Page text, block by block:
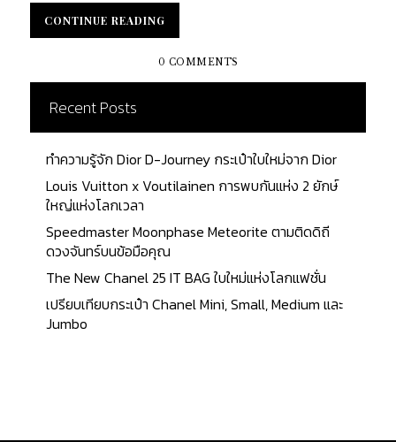
สามารถเข้าถึงได้ทั้งผู้หญิงและผู้ชาย ทำให้ Keepall
กลายเป็นตัวเลือกแรกๆ ของนักเดินทางในทันที จนได้
รับสมญานามว่าเป็น "Multi-use soft luggage" ตลอด
กาลของหลุยส์ วิตตอง ซึ่งในวันนี้เราจะมาเจาะลึกราย
ละเอียดของกระเป๋ายอดฮิตใบนี้ อะไรถึงทำให้ Keepall
Bag ใบนี้ ยังคงเป็นที่นิยมถึงปัจจุบัน Front Design :
ด้านหน้าของกระเป๋า Double Handle : หูจับคู่อันแข็ง
แรง สามารถรับน้ำหนักได้มาก Size Number Stamp :
เหนืออะไหล่รูปตัว D สำหรับคล้องสายพายด้านข้าง
กระเป๋า ระบุ Heat Stamp เป็นตัวเลขซึ่งแสดงถึงขนาด
ของกระเป๋า เช่นถ้าเป็นกระเป๋า Keepall 45 ด้านข้างจะ
ระบุเลข 45 Adjustable Leather Strap : สายสะพาย
สามารถถอดออกและปรับระดับได้ มาพร้อมที่พักไหล่
โดยจะมีอยู่ในรุ่น Keepall Bandouliere (เช่นเดียวกัน
กับกระเป๋ารุ่น Speedy) โดยในรุ่น Keepall ธรรมดาจะ
ไม่มีสายสะพาย แต่มีจำหน่ายแยกต่างหาก Material :
CONTINUE READING
CONTINUE READING
0 COMMENTS
Recent Posts
ทำความรู้จัก Dior D-Journey กระเป๋าใบใหม่จาก Dior
Louis Vuitton x Voutilainen การพบกันแห่ง 2 ยักษ์
ใหญ่แห่งโลกเวลา
Speedmaster Moonphase Meteorite ตามติดดิถี
ดวงจันทร์บนข้อมือคุณ
The New Chanel 25 IT BAG ใบใหม่แห่งโลกแฟชั่น
เปรียบเทียบกระเป๋า Chanel Mini, Small, Medium และ
Jumbo